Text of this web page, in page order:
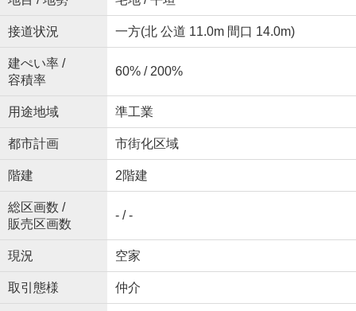
接道状況 一方(北 公道 11.0m 間口 14.0m)
建ぺい率 /
容積率
60% / 200%
用途地域 準工業
都市計画 市街化区域
階建 2階建
総区画数 /
販売区画数
- / -
現況 空家
取引態様 仲介